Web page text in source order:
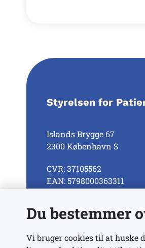
Styrelsen for
Islands Brygge 67
2300 København S
CVR: 37105562
EAN: 5798000363311
Se alle kontaktnumre
Du bestemmer
Vi bruger cookies til at huske